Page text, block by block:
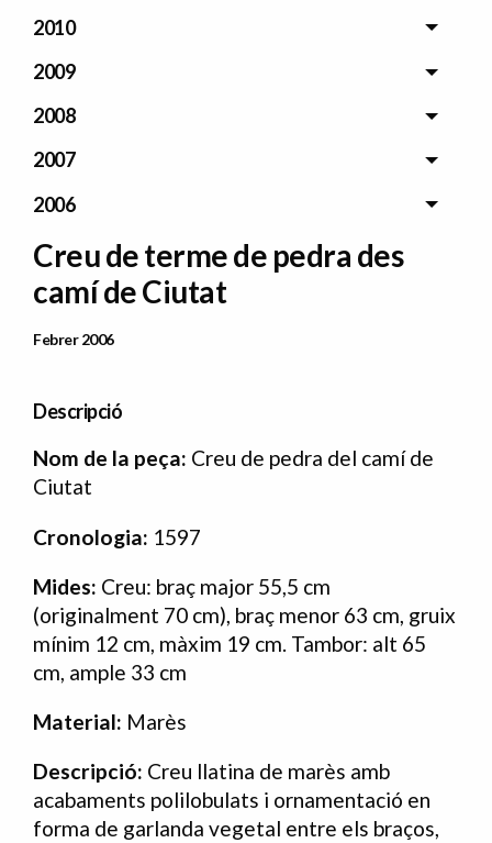
2010
2009
2008
2007
2006
Creu de terme de pedra des
camí de Ciutat
Data Publicació
Febrer 2006
Descripció
Nom de la peça: Creu de pedra del camí de
Ciutat
Cronologia: 1597
Mides: Creu: braç major 55,5 cm
(originalment 70 cm), braç menor 63 cm, gruix
mínim 12 cm, màxim 19 cm. Tambor: alt 65
cm, ample 33 cm
Material: Marès
Descripció: Creu llatina de marès amb
acabaments polilobulats i ornamentació en
forma de garlanda vegetal entre els braços,